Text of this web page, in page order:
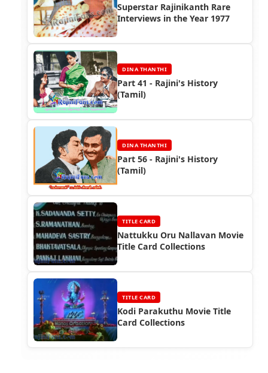
Superstar Rajinikanth Rare
Interviews in the Year 1977
DINA THANTHI
Part 41 - Rajini's History
(Tamil)
DINA THANTHI
Part 56 - Rajini's History
(Tamil)
TITLE CARD
Nattukku Oru Nallavan Movie
Title Card Collections
TITLE CARD
Kodi Parakuthu Movie Title
Card Collections